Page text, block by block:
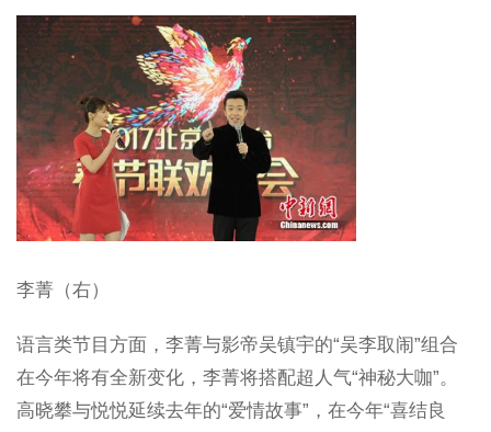
李菁（右）
语言类节目方面，李菁与影帝吴镇宇的“吴李取闹”组合
在今年将有全新变化，李菁将搭配超人气“神秘大咖”。
高晓攀与悦悦延续去年的“爱情故事”，在今年“喜结良